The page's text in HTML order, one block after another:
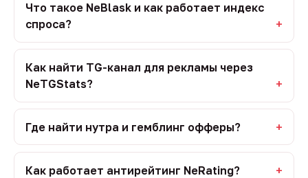
Что такое NeBlask и как работает индекс
спроса?
Как найти TG-канал для рекламы через
NeTGStats?
Где найти нутра и гемблинг офферы?
Как работает антирейтинг NeRating?